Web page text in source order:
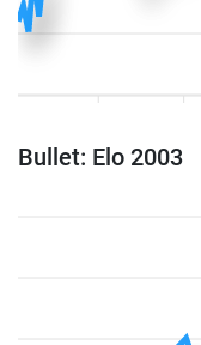
Bullet: Elo 2003